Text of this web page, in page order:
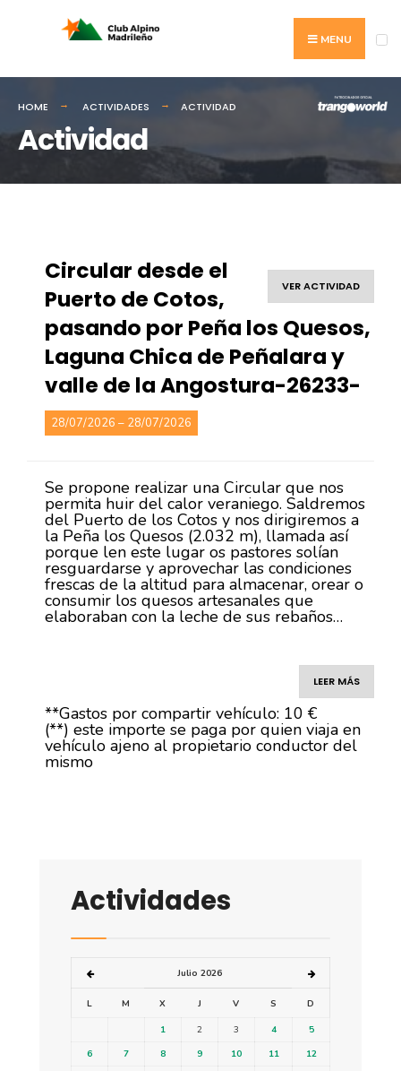
MENU
HOME ACTIVIDADES ACTIVIDAD
Actividad
VER ACTIVIDAD
Circular desde el
Puerto de Cotos,
pasando por Peña los Quesos,
Laguna Chica de Peñalara y
valle de la Angostura-26233-
28/07/2026 – 28/07/2026
Se propone realizar una Circular que nos
permita huir del calor veraniego. Saldremos
del Puerto de los Cotos y nos dirigiremos a
la Peña los Quesos (2.032 m), llamada así
porque len este lugar os pastores solían
resguardarse y aprovechar las condiciones
frescas de la altitud para almacenar, orear o
consumir los quesos artesanales que
elaboraban con la leche de sus rebaños…
LEER MÁS
**Gastos por compartir vehículo: 10 €
(**) este importe se paga por quien viaja en
vehículo ajeno al propietario conductor del
mismo
Actividades
Julio 2026
L M X J V S D
1 2 3 4
5
6
7 8 9 10 11
12